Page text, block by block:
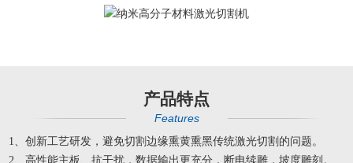
产品特点
Features
1、创新工艺研发，避免切割边缘熏黄熏黑传统激光切割的问题。
2、高性能主板、抗干扰，数据输出更充分，断电续雕，坡度雕刻。